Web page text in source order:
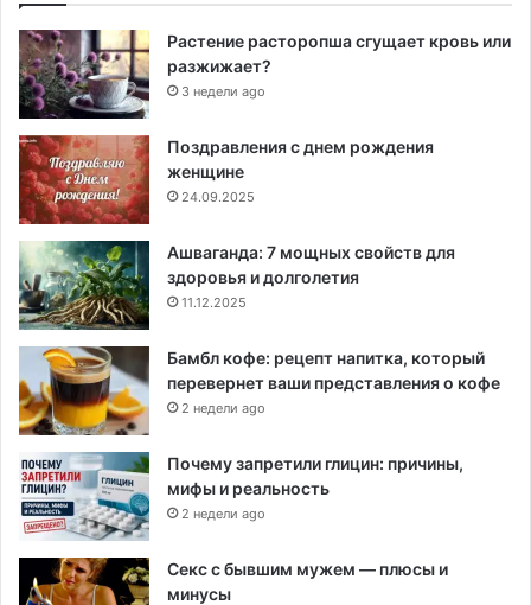
Растение расторопша сгущает кровь или
разжижает?
3 недели ago
Поздравления с днем рождения
женщине
24.09.2025
Ашваганда: 7 мощных свойств для
здоровья и долголетия
11.12.2025
Бамбл кофе: рецепт напитка, который
перевернет ваши представления о кофе
2 недели ago
Почему запретили глицин: причины,
мифы и реальность
2 недели ago
Секс с бывшим мужем — плюсы и
минусы